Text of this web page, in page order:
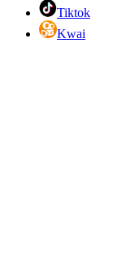
Tiktok
Kwai